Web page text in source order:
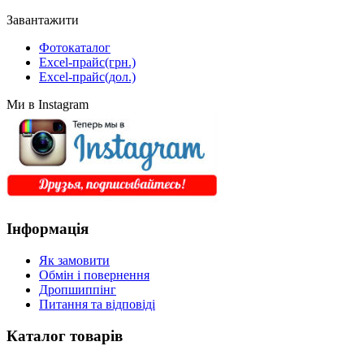
Завантажити
Фотокаталог
Excel-прайс(грн.)
Excel-прайс(дол.)
Ми в Instagram
Інформація
Як замовити
Обмін і повернення
Дропшиппінг
Питання та відповіді
Каталог товарів